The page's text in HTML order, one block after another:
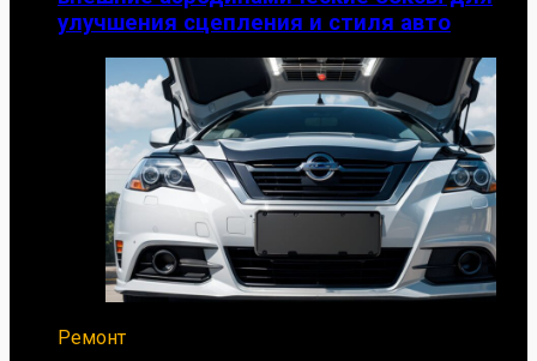
улучшения сцепления и стиля авто
Ремонт